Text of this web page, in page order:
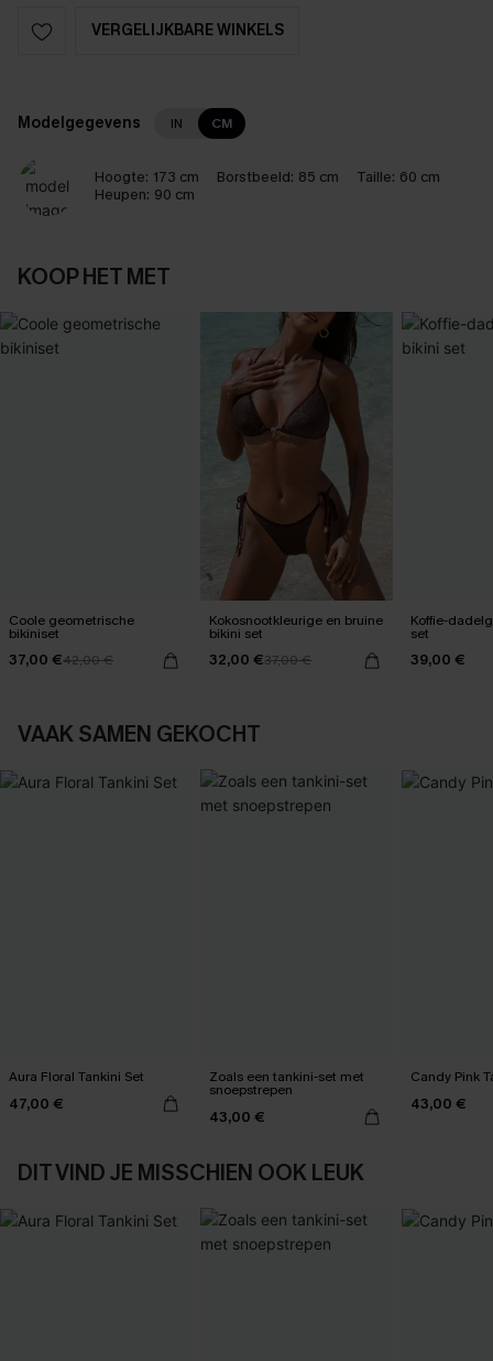
VERGELIJKBARE WINKELS
Modelgegevens IN CM
Hoogte: 173 cm Borstbeeld: 85 cm Taille: 60 cm
Heupen: 90 cm
KOOP HET MET
Coole geometrische
bikiniset
37,00 €42,00 €
Kokosnootkleurige en bruine
bikini set
32,00 €37,00 €
Koffie-
set
39,00 €
VAAK SAMEN GEKOCHT
Aura Floral Tankini Set
47,00 €
Zoals een tankini-set met
snoepstrepen
43,00 €
Candy Pink
43,00 €
DIT VIND JE MISSCHIEN OOK LEUK